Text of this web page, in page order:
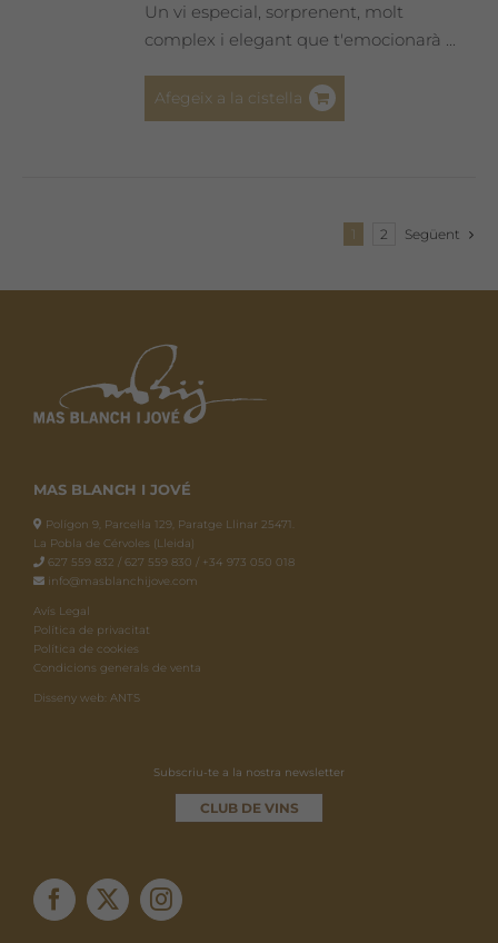
Un vi especial, sorprenent, molt
complex i elegant que t'emocionarà ...
Afegeix a la cistella
1 2 Següent
MAS BLANCH I JOVÉ
Polígon 9, Parcel·la 129, Paratge Llinar 25471.
La Pobla de Cérvoles (Lleida)
627 559 832 / 627 559 830 / +34 973 050 018
info@masblanchijove.com
Avís Legal
Política de privacitat
Política de cookies
Condicions generals de venta
Disseny web: ANTS
Subscriu-te a la nostra newsletter
CLUB DE VINS